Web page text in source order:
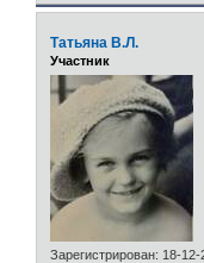
Татьяна В.Л.
Участник
Зарегистрирован: 18-12-